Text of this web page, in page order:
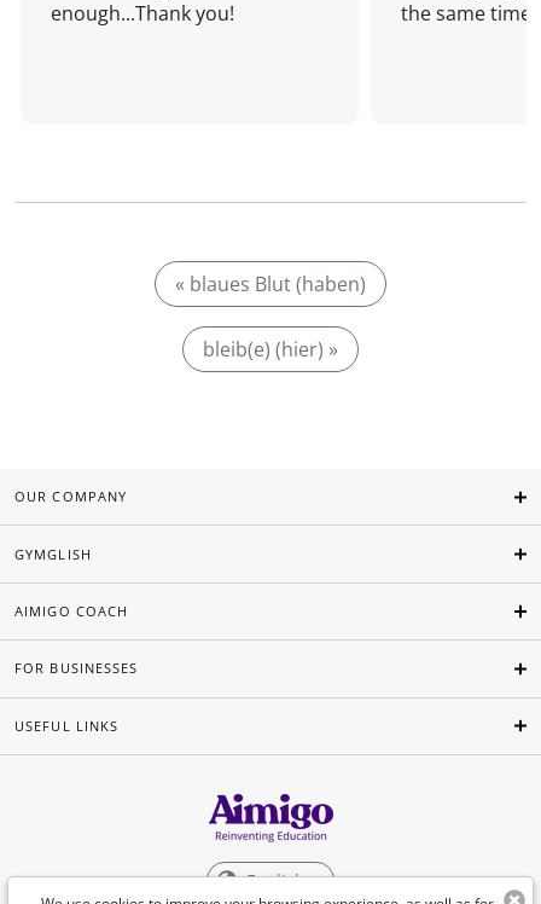
enough...Thank you!
the same time!
« blaues Blut (haben)
bleib(e) (hier) »
OUR COMPANY
GYMGLISH
AIMIGO COACH
FOR BUSINESSES
USEFUL LINKS
English